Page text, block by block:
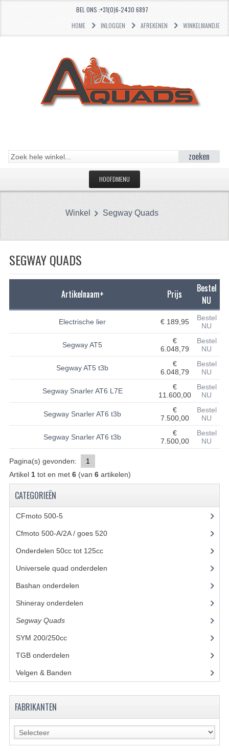
BEL ONS :+31(0)6-2430 6897
HOME
INLOGGEN AFREKENEN WINKELMANDJE
zoeken
HOOFDMENU
CFMOTO 500-5
CFMOTO 500-A/2A / GOES 520
LAGERS
PLASTIC PARTS
VERLICHTING
ONDERDELEN 50CC TOT 125CC
UNIVERSELE QUAD ONDERDELEN
BASHAN ONDERDELEN
BASHAN 200S-7-200S-A
VERLICHTING
Winkel Segway Quads
SEGWAY QUADS
Artikelnaam+ Prijs
Bestel
NU
Electrische lier € 189,95
Bestel
NU
Segway AT5
€
6.048,79
Bestel
NU
Segway AT5 t3b
€
6.048,79
Bestel
NU
Segway Snarler AT6 L7E
€
11.600,00
Bestel
NU
Segway Snarler AT6 t3b
€
7.500,00
Bestel
NU
Segway Snarler AT6 t3b
€
7.500,00
Bestel
NU
Pagina(s) gevonden:
1
Artikel 1tot en met 6(van 6artikelen)
CATEGORIEËN
CFmoto 500-5(5)
Cfmoto 500-A/2A / goes 520(347)
Onderdelen 50cc tot 125cc(49)
Universele quad onderdelen
Bashan onderdelen
Shineray onderdelen
Segway Quads(6)
SYM 200/250cc(15)
TGB onderdelen
Velgen & Banden
FABRIKANTEN